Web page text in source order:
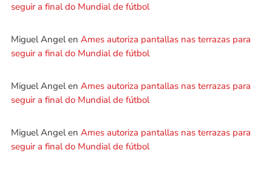
seguir a final do Mundial de fútbol
Miguel Angelen Ames autoriza pantallas nas terrazas para
seguir a final do Mundial de fútbol
Miguel Angelen Ames autoriza pantallas nas terrazas para
seguir a final do Mundial de fútbol
Miguel Angelen Ames autoriza pantallas nas terrazas para
seguir a final do Mundial de fútbol